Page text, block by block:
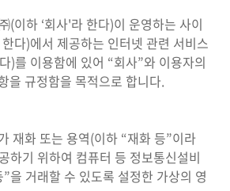
(이하 ‘회사'라 한다)이 운영하는 사이
다)에서 제공하는 인터넷 관련 서비스
)를 이용함에 있어 “회사”와 이용자의
을 규정함을 목적으로 합니다.
재화 또는 용역(이하 “재화 등”이라
하기 위하여 컴퓨터 등 정보통신설비
을 거래할 수 있도록 설정한 가상의 영